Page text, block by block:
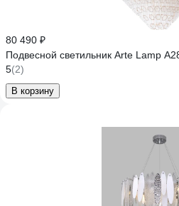
80 490 ₽
Подвесной светильник Arte Lamp
5(2)
В корзину